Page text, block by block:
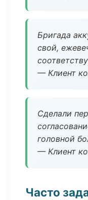
Бригада
свой,
— Клиент
Сделали
головной
— Клиент
Часто